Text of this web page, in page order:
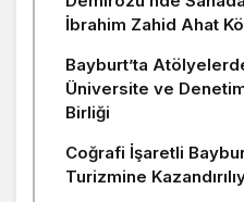
İbrahim Zahid Ahat
Bayburt’ta
Üniversite ve
Birliği
Coğrafi İşaretli
Turizmine